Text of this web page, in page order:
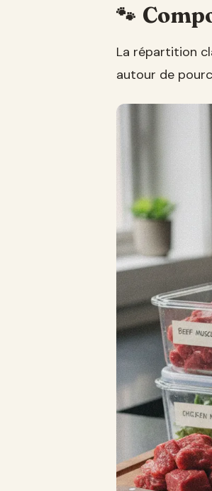
La répartition
autour de